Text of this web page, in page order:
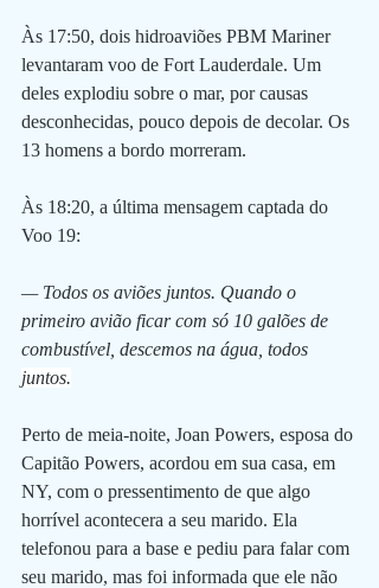
Às 17:50, dois hidroaviões PBM Mariner
levantaram voo de Fort Lauderdale. Um
deles explodiu sobre o mar, por causas
desconhecidas, pouco depois de decolar. Os
13 homens a bordo morreram.
Às 18:20, a última mensagem captada do
Voo 19:
— Todos os aviões juntos. Quando o
primeiro avião ficar com só 10 galões de
combustível, descemos na água, todos
juntos.
Perto de meia-noite, Joan Powers, esposa do
Capitão Powers, acordou em sua casa, em
NY, com o pressentimento de que algo
horrível acontecera a seu marido. Ela
telefonou para a base e pediu para falar com
seu marido, mas foi informada que ele não